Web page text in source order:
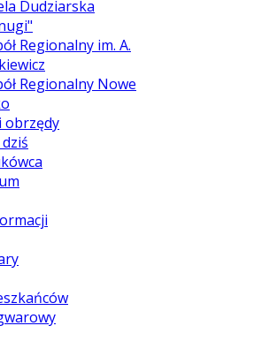
Dudziarska
Regionalny im. A.
Regionalny Nowe
obrzędy